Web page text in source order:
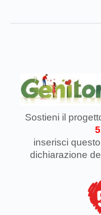
Sostieni il
inserisci
dichiarazione